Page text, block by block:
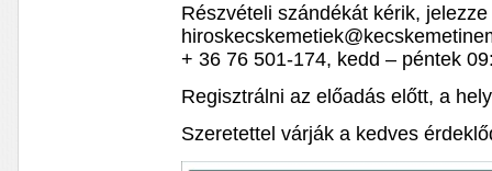
Részvételi szándékát kérik,
+ 36 76 501-174, kedd – péntek
Regisztrálni az előadás előtt, a
Szeretettel várják a kedves